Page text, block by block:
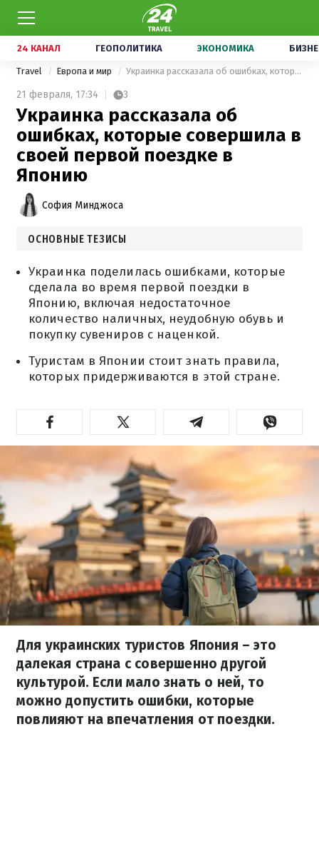
24 КАНАЛ ГЕОПОЛИТИКА ЭКОНОМИКА
Travel Европа и мир Украинка рассказала об ошибках, которые совершила в своей первой поездке в Японию
21 февраля, 17:34 3
Украинка рассказала об
ошибках, которые совершила в
своей первой поездке в
Японию
София Минджоса
ОСНОВНЫЕ ТЕЗИСЫ
Украинка поделилась ошибками, которые
сделала во время первой поездки в
Японию, включая недостаточное
количество наличных, неудобную обувь и
покупку сувениров с наценкой.
Туристам в Японии стоит знать правила,
которых придерживаются в этой стране.
Для украинских туристов Япония – это
далекая страна с совершенно другой
культурой. Если мало знать о ней, то
можно допустить ошибки, которые
повлияют на впечатления от поездки.